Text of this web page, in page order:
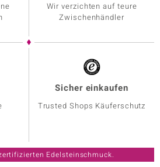
Wir verzichten auf teure
Zwischenhändler
Sicher einkaufen
Trusted Shops Käuferschutz
Edelsteinschmuck.